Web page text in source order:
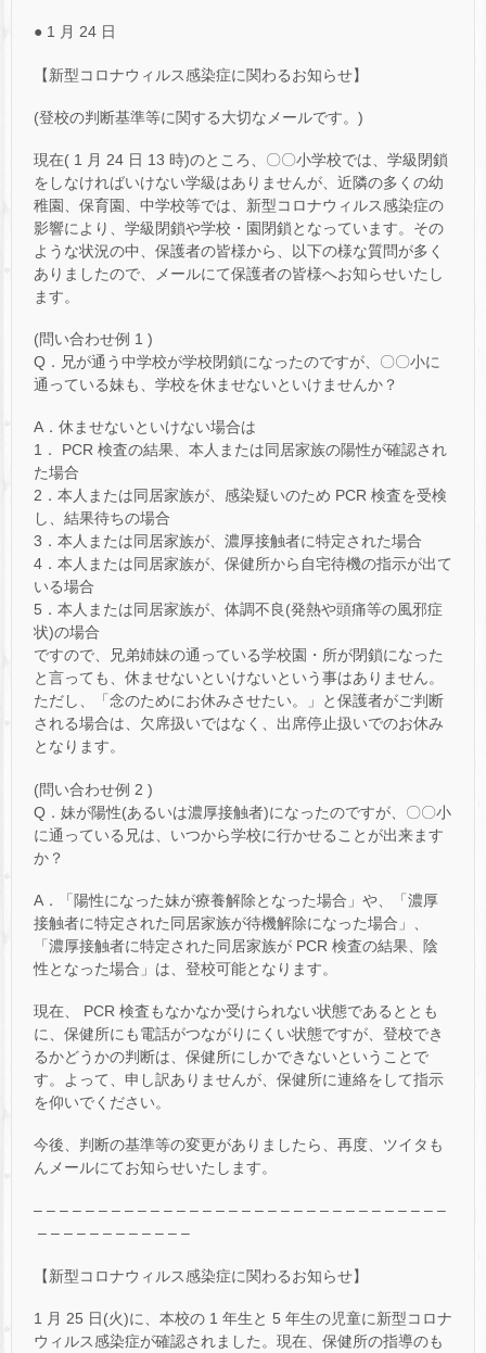
● 1 月 24 日
【新型コロナウィルス感染症に関わるお知らせ】
(登校の判断基準等に関する大切なメールです。)
現在( 1 月 24 日 13 時)のところ、〇〇小学校では、学級閉鎖
をしなければいけない学級はありませんが、近隣の多くの幼
稚園、保育園、中学校等では、新型コロナウィルス感染症の
影響により、学級閉鎖や学校・園閉鎖となっています。その
ような状況の中、保護者の皆様から、以下の様な質問が多く
ありましたので、メールにて保護者の皆様へお知らせいたし
ます。
(問い合わせ例 1 )
Q．兄が通う中学校が学校閉鎖になったのですが、〇〇小に
通っている妹も、学校を休ませないといけませんか？
A．休ませないといけない場合は
1． PCR 検査の結果、本人または同居家族の陽性が確認され
た場合
2．本人または同居家族が、感染疑いのため PCR 検査を受検
し、結果待ちの場合
3．本人または同居家族が、濃厚接触者に特定された場合
4．本人または同居家族が、保健所から自宅待機の指示が出て
いる場合
5．本人または同居家族が、体調不良(発熱や頭痛等の風邪症
状)の場合
ですので、兄弟姉妹の通っている学校園・所が閉鎖になった
と言っても、休ませないといけないという事はありません。
ただし、「念のためにお休みさせたい。」と保護者がご判断
される場合は、欠席扱いではなく、出席停止扱いでのお休み
となります。
(問い合わせ例 2 )
Q．妹が陽性(あるいは濃厚接触者)になったのですが、〇〇小
に通っている兄は、いつから学校に行かせることが出来ます
か？
A．「陽性になった妹が療養解除となった場合」や、「濃厚
接触者に特定された同居家族が待機解除になった場合」、
「濃厚接触者に特定された同居家族が PCR 検査の結果、陰
性となった場合」は、登校可能となります。
現在、 PCR 検査もなかなか受けられない状態であるととも
に、保健所にも電話がつながりにくい状態ですが、登校でき
るかどうかの判断は、保健所にしかできないということで
す。よって、申し訳ありませんが、保健所に連絡をして指示
を仰いでください。
今後、判断の基準等の変更がありましたら、再度、ツイタも
んメールにてお知らせいたします。
– – – – – – – – – – – – – – – – – – – – – – – – – – – – – – – –
– – – – – – – – – – – –
【新型コロナウィルス感染症に関わるお知らせ】
1 月 25 日(火)に、本校の 1 年生と 5 年生の児童に新型コロナ
ウィルス感染症が確認されました。現在、保健所の指導のも